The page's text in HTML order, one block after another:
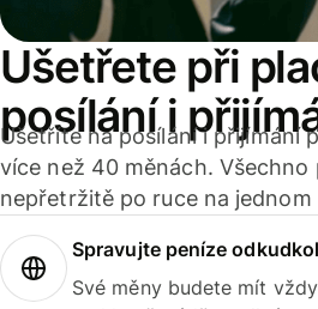
Ušetřete při
posílání i
Ušetříte na posílání i přijímání
více než 40 měnách.
nepřetržitě po ruce na jednom
Spravujte peníze
Své měny budete mít